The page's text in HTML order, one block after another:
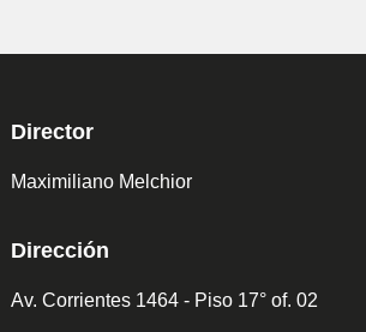
Director
Maximiliano Melchior
Dirección
Av. Corrientes 1464 - Piso 17° of. 02